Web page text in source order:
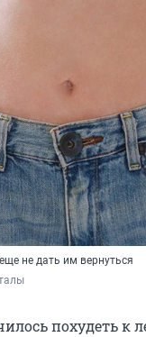
не дать им вернуться
похудеть к